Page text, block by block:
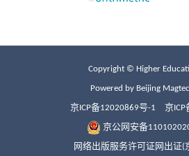
Copyright © Higher
Powered by Beijing
京ICP备12020869号-1 京ICP
京公网安备
网络出版服务许可证网出证(